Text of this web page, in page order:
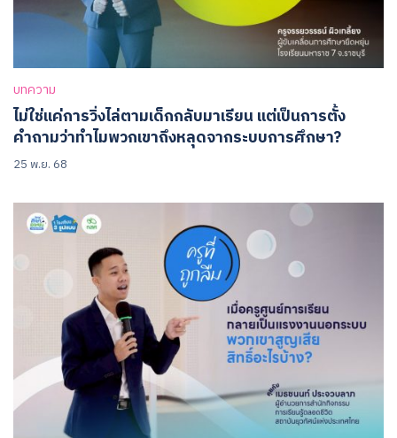
บทความ
ไม่ใช่แค่การวิ่งไล่ตามเด็กกลับมาเรียน แต่เป็นการตั้ง
คำถามว่าทำไมพวกเขาถึงหลุดจากระบบการศึกษา?
25 พ.ย. 68